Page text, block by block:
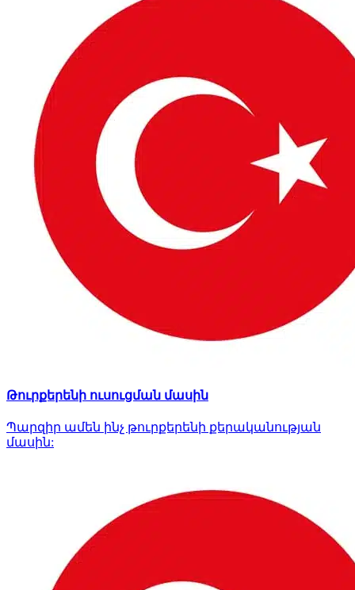
Թուրքերենի ուսուցման մասին
Պարզիր ամեն ինչ թուրքերենի քերականության
մասին: